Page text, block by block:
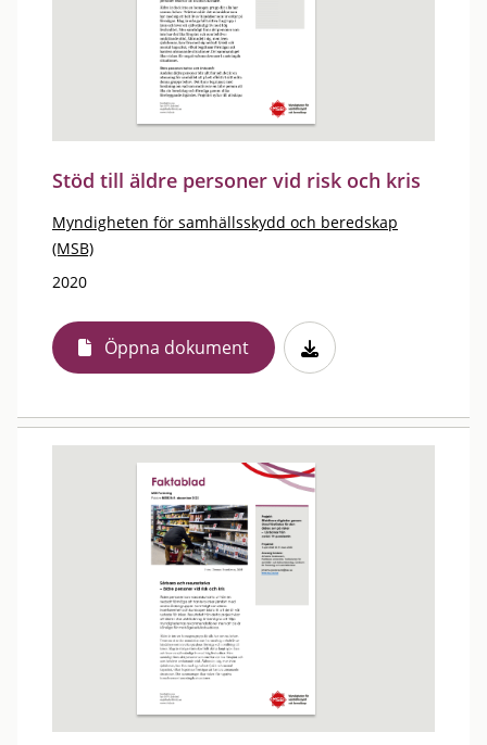
Stöd till äldre personer vid risk och kris
Myndigheten för samhällsskydd och beredskap
(MSB)
2020
Öppna dokument